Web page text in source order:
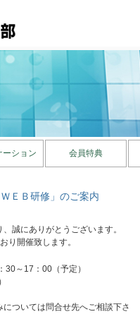
ーション 会員特典
ＥＢ研修」のご案内
誠にありがとうございます。
り開催致します。
～17：00（予定）
は問合せ先へご相談下さ